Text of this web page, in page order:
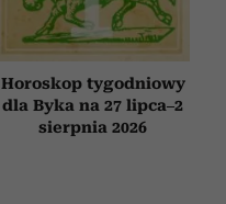
Horoskop tygodniowy
dla Byka na 27 lipca–2
sierpnia 2026